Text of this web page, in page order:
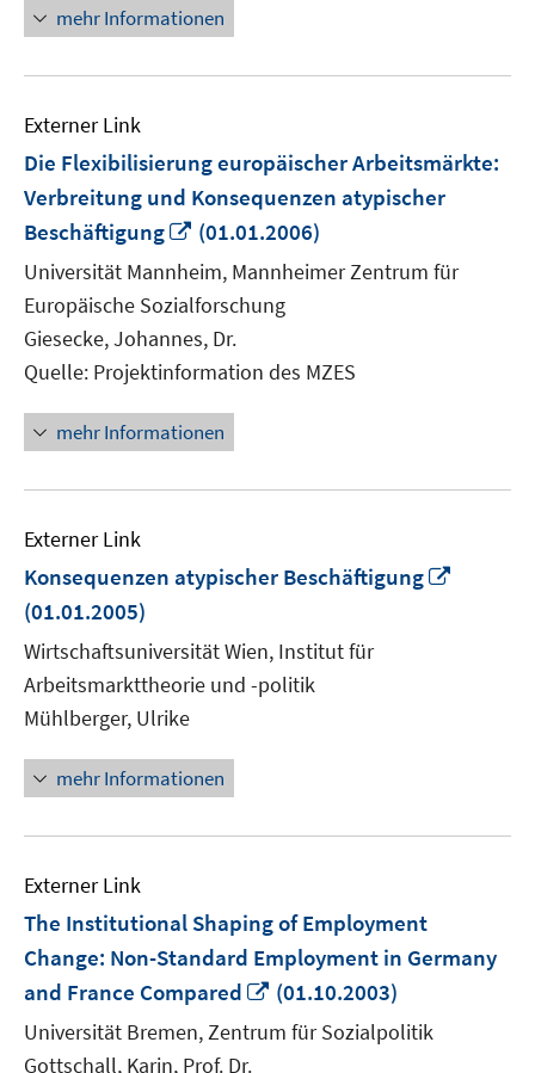
mehr Informationen
Externer Link
Die Flexibilisierung europäischer Arbeitsmärkte:
Verbreitung und Konsequenzen atypischer
Beschäftigung
In
neuem
Fenster
öffnen
(01.01.2006)
Universität Mannheim, Mannheimer Zentrum für
Europäische Sozialforschung
Giesecke, Johannes, Dr.
Quelle: Projektinformation des MZES
mehr Informationen
Externer Link
Konsequenzen atypischer Beschäftigung
(01.01.2005)
Wirtschaftsuniversität Wien, Institut für
Arbeitsmarkttheorie und -politik
Mühlberger, Ulrike
mehr Informationen
Externer Link
The Institutional Shaping of Employment
Change: Non-Standard Employment in Germany
and France Compared
In
neuem
Fenster
(01.10.2003)
Universität Bremen, Zentrum für Sozialpolitik
Gottschall, Karin, Prof. Dr.